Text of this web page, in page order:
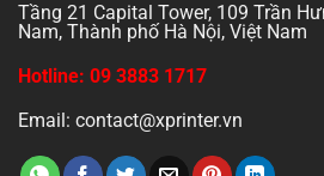
Tầng 21 Capital Tower, 109 Trần
Nam, Thành phố Hà Nội, Việt Nam
Hotline: 09 3883 1717
Email: contact@xprinter.vn